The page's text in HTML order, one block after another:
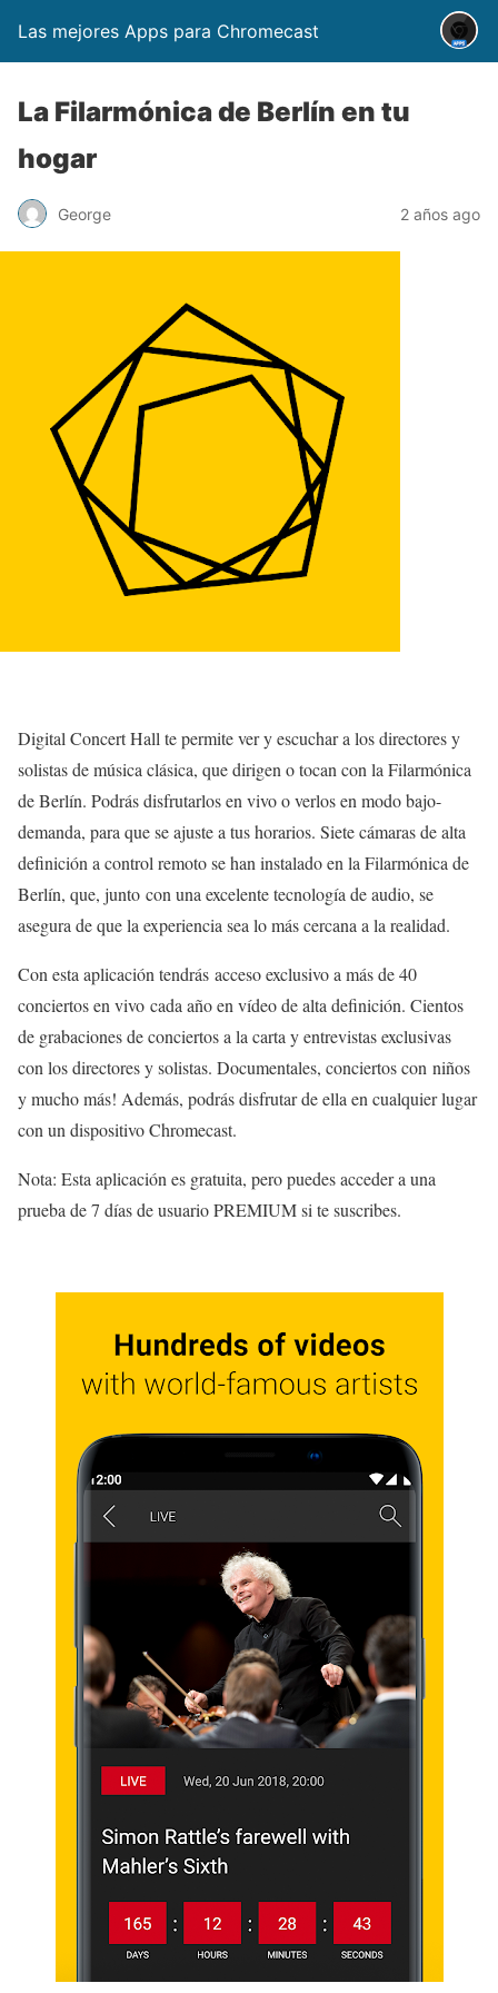
Las mejores Apps para Chromecast
La Filarmónica de Berlín en tu
hogar
George 2 años ago
Digital Concert Hall te permite ver y escuchar a los directores y
solistas de música clásica, que dirigen o tocan con la Filarmónica
de Berlín. Podrás disfrutarlos en vivo o verlos en modo bajo-
demanda, para que se ajuste a tus horarios. Siete cámaras de alta
definición a control remoto se han instalado en la Filarmónica de
Berlín, que, junto con una excelente tecnología de audio, se
asegura de que la experiencia sea lo más cercana a la realidad.
Con esta aplicación tendrás acceso exclusivo a más de 40
conciertos en vivo cada año en vídeo de alta definición. Cientos
de grabaciones de conciertos a la carta y entrevistas exclusivas
con los directores y solistas. Documentales, conciertos con niños
y mucho más! Además, podrás disfrutar de ella en cualquier lugar
con un dispositivo Chromecast.
Nota: Esta aplicación es gratuita, pero puedes acceder a una
prueba de 7 días de usuario PREMIUM si te suscribes.